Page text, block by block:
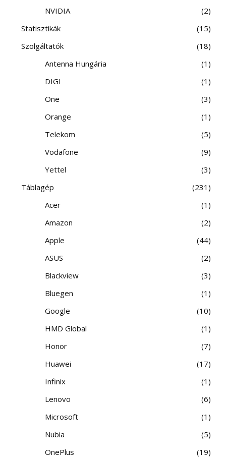
NVIDIA
2
Statisztikák
15
Szolgáltatók
18
Antenna Hungária
1
DIGI
1
One
3
Orange
1
Telekom
5
Vodafone
9
Yettel
3
Táblagép
231
Acer
1
Amazon
2
Apple
44
ASUS
2
Blackview
3
Bluegen
1
Google
10
HMD Global
1
Honor
7
Huawei
17
Infinix
1
Lenovo
6
Microsoft
1
Nubia
5
OnePlus
19